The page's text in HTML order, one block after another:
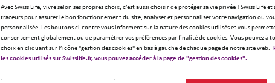
7 agences Swiss Life à Ancey
Avec Swiss Life, vivre selon ses propres choix, c’est aussi choisir de protéger sa vie privée ! Swiss Life
traceurs pour assurer le bon fonctionnement du site, analyser et personnaliser votre navigation ou
personnalisée. Les boutons ci-contre vous informent sur la nature des cookies utilisés et vous
consentement globalement ou de paramétrer vos préférences par finalité de cookies. Vous pouvez à
choix en cliquant sur l’icône "gestion des cookies" en bas à gauche de chaque page de notre site web.
les cookies utilisés sur Swisslife.fr, vous pouvez accéder à la page de "gestion des cookies".